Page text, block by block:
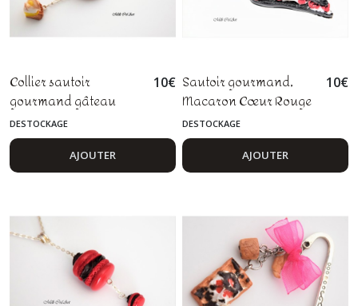
Collier sautoir
gourmand gâteau
tarte au citron
meringuée
10€
DESTOCKAGE
AJOUTER
Sautoir gourmand,
Macaron Cœur Rouge
et Noir St Valentin en
fimo
10€
DESTOCKAGE
AJOUTER